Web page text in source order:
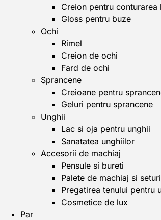
Creion pentru conturarea
Gloss pentru buze
Ochi
Rimel
Creion de ochi
Fard de ochi
Sprancene
Creioane pentru
Geluri pentru sprancene
Unghii
Lac si oja pentru unghii
Sanatatea unghiilor
Accesorii de machiaj
Pensule si bureti
Palete de machiaj si seturi
Pregatirea tenului pentru
Cosmetice de lux
Par